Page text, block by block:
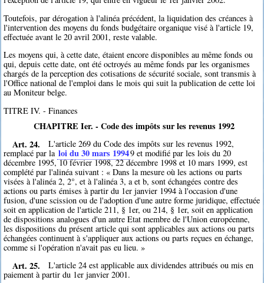
Toutefois, par dérogation à l'alinéa précédent, la liquidation des créances à
l'intervention des moyens du fonds budgétaire organique visé à l'article 19,
effectuée avant le 20 avril 2001, reste valable.
Les moyens qui, à cette date, étaient encore disponibles au même fonds ou
qui, depuis cette date, ont été octroyés au même fonds par les organismes
chargés de la perception des cotisations de sécurité sociale, sont transmis à
l'Office national de l'emploi dans le mois qui suit la publication de cette loi
au Moniteur belge.
TITRE IV. - Finances
CHAPITRE Ier. - Code des impôts sur les revenus 1992
Art. 24.
L'article 269 du Code des impôts sur les revenus 1992,
remplacé par la loi du 30 mars 19949 et modifié par les lois du 20
décembre 1995, 10 février 1998, 22 décembre 1998 et 10 mars 1999, est
complété par l'alinéa suivant : « Dans la mesure où les actions ou parts
visées à l'alinéa 2, 2°, et à l'alinéa 3, a et b, sont échangées contre des
actions ou parts émises à partir du 1er janvier 1994 à l'occasion d'une
fusion, d'une scission ou de l'adoption d'une autre forme juridique, effectuée
soit en application de l'article 211, § 1er, ou 214, § 1er, soit en application
de dispositions analogues d'un autre Etat membre de l'Union européenne,
les dispositions du présent article qui sont applicables aux actions ou parts
échangées continuent à s'appliquer aux actions ou parts reçues en échange,
comme si l'opération n'avait pas eu lieu. »
Art. 25.
L'article 24 est applicable aux dividendes attribués ou mis en
paiement à partir du 1er janvier 2001.